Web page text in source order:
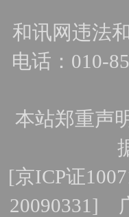
和讯网违法
电话：010-
本站郑重声
[京ICP证
20090331]